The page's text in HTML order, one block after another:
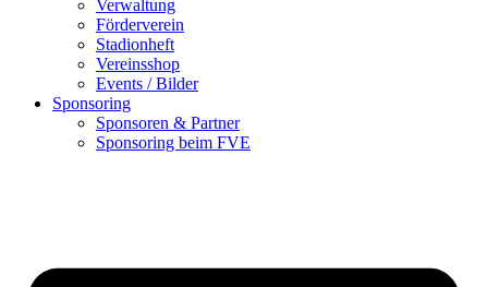
Verwaltung
Förderverein
Stadionheft
Vereinsshop
Events / Bilder
Sponsoring
Sponsoren & Partner
Sponsoring beim FVE